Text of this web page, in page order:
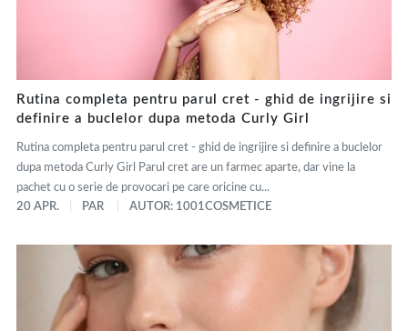
Rutina completa pentru parul cret - ghid de ingrijire si
definire a buclelor dupa metoda Curly Girl
Rutina completa pentru parul cret - ghid de ingrijire si definire a buclelor
dupa metoda Curly Girl Parul cret are un farmec aparte, dar vine la
pachet cu o serie de provocari pe care oricine cu...
20 APR.
PAR AUTOR: 1001COSMETICE